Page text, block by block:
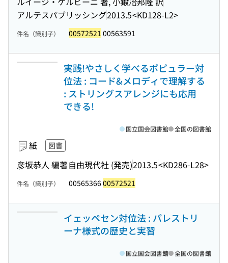
アルテスパブリッシング2013.5<KD128-L2>
件名（識別子） 00572521 00563591
実践!やさしく学べるポピュラー対
位法 : コード&メロディで理解する
: ストリングスアレンジにも応用
できる!
紙 図書
彦坂恭人 編著自由現代社 (発売)2013.5<KD286-L28>
国立国会図書館 全国の図書館
件名（識別子） 0056536600572521
イェッペセン対位法 : パレストリ
ーナ様式の歴史と実習
国立国会図書館 全国の図書館